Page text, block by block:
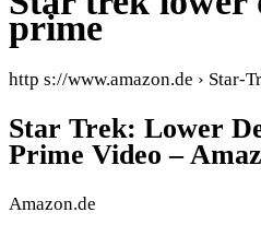
prime
http s://www.amazon.de › Star-
Star Trek: Lower
Prime Video –
Amazon.de